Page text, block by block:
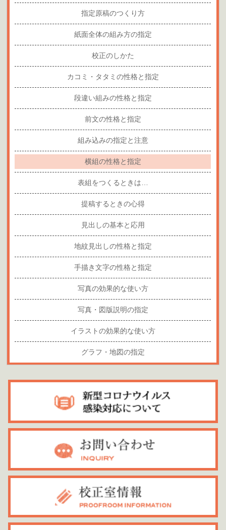
指定原稿のつくり方
紙面全体の組み方の指定
校正のしかた
カコミ・タタミの性格と指定
段違い組みの性格と指定
前文の性格と指定
組み込みの指定と注意
横組の性格と指定
表組をつくるときは…
提稿するときの心得
見出しの基本と応用
地紋見出しの性格と指定
手描き文字の性格と指定
写真の効果的な使い方
写真・図版説明の指定
イラストの効果的な使い方
グラフ・地図の指定